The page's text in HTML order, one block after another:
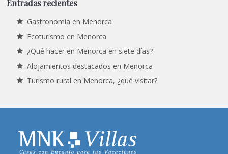
Entradas recientes
Gastronomía en Menorca
Ecoturismo en Menorca
¿Qué hacer en Menorca en siete días?
Alojamientos destacados en Menorca
Turismo rural en Menorca, ¿qué visitar?